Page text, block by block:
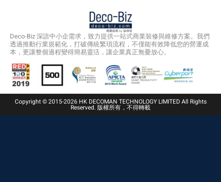
Deco-Biz 深諳中小企需求，致力提供一站式商業裝修與維修方案。我們
透過推動行業規範化，打破傳統繁瑣流程，不僅能有效降低您的營運成
本，更讓整個過程變得簡易靈活，讓企業真正無憂放心。
Copyright © 2015-2026 HK DECOMAN TECHNOLOGY LIMITED All Rights
Reserved. 版權所有，不得轉載